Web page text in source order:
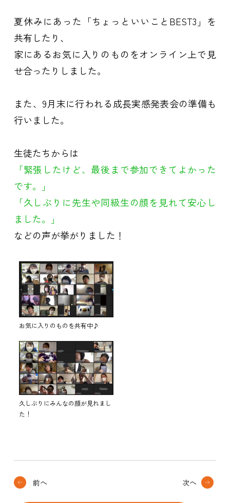
夏休みにあった「ちょっといいことBEST3」を
共有したり、
家にあるお気に入りのものをオンライン上で見
せ合ったりしました。
また、9月末に行われる成長実感発表会の準備も
行いました。
生徒たちからは
「緊張したけど、最後まで参加できてよかった
です。」
「久しぶりに先生や同級生の顔を見れて安心し
ました。」
などの声が挙がりました！
お気に入りのものを共有中♪
久しぶりにみんなの顔が見れまし
た！
前へ 次へ